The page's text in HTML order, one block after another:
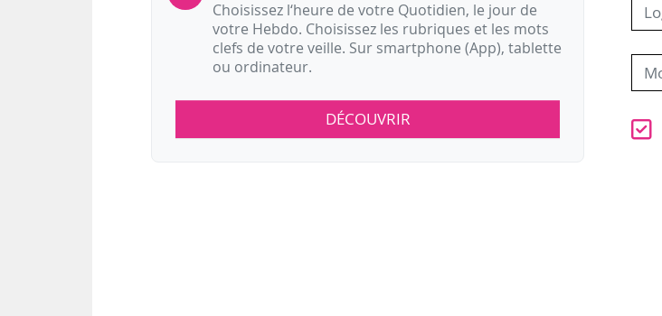
Choisissez l‘heure de votre Quotidien, le jour de
votre Hebdo. Choisissez les rubriques et les mots
clefs de votre veille. Sur smartphone (App), tablette
ou ordinateur.
DÉCOUVRIR